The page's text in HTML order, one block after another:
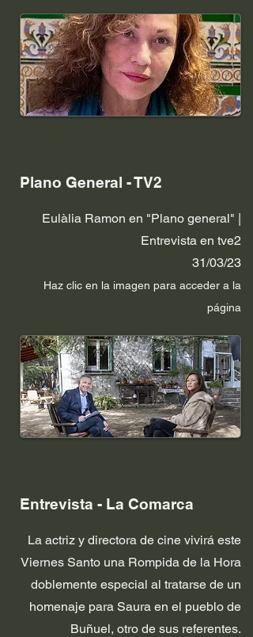
Plano General - TV2
Eulàlia Ramon en "Plano general" |
Entrevista en tve2
31/03/23
Haz clic en la imagen para acceder a la
página
Entrevista - La Comarca
La actriz y directora de cine vivirá este
Viernes Santo una Rompida de la Hora
doblemente especial al tratarse de un
homenaje para Saura en el pueblo de
Buñuel, otro de sus referentes.